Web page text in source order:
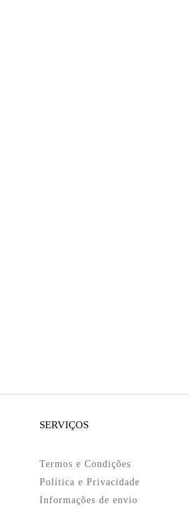
SERVIÇOS
Termos e Condições
Política e Privacidade
Informações de envio